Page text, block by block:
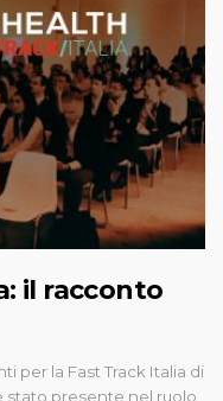
il racconto
per la Fast Track Italia di
stato presente nel ruolo